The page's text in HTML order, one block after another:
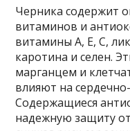
Черника содержит
витаминов и
витамины A, E, C,
каротина и селен.
марганцем и
влияют на
Содержащиеся
надежную защиту